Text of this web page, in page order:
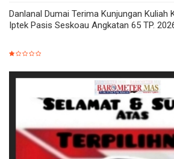
Danlanal Dumai Terima Kunjungan Kuliah
Iptek Pasis Seskoau Angkatan 65 TP.